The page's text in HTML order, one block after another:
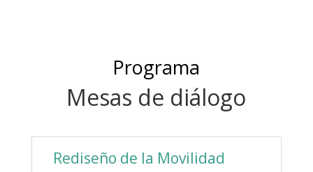
Programa
Mesas de diálogo
Rediseño de la Movilidad